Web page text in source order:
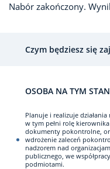
Nabór zakończony.
Czym będziesz się
OSOBA NA TYM
Planuje i realizuje
w tym pełni rolę
dokumenty pokontrolne,
wdrożenie zaleceń
nadzorem nad
publicznego, we
podmiotami.